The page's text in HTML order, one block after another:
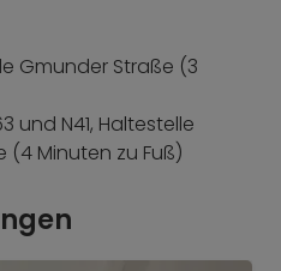
Gmunder Straße (3
und N41, Haltestelle
Minuten zu Fuß)